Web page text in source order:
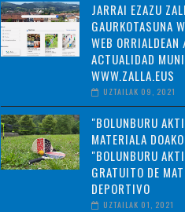
JARRAI EZAZU
GAURKOTASUNA
WEB
ACTUALIDAD
WWW.ZALLA.EUS
UZTAILAK 09, 2021
"BOLUNBURU
MATERIALA
"BOLUNBURU
GRATUITO DE
DEPORTIVO
UZTAILAK 01, 2021